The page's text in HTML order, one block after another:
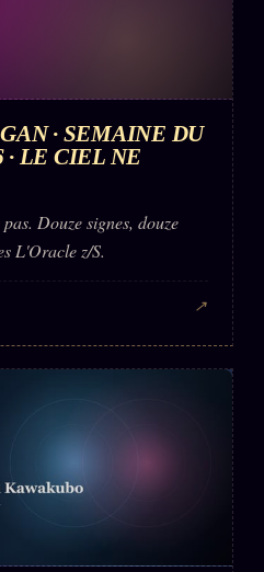
· SEMAINE DU
LE CIEL NE
Douze signes, douze
L'Oracle z/S.
↗